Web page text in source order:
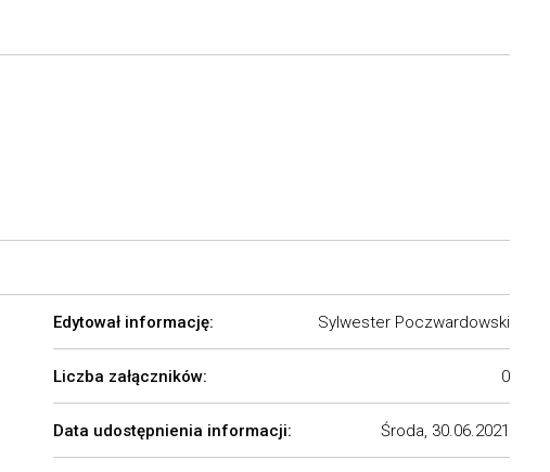
Edytował informację: Sylwester Poczwardowski
Liczba załączników: 0
Data udostępnienia informacji: Środa, 30.06.2021